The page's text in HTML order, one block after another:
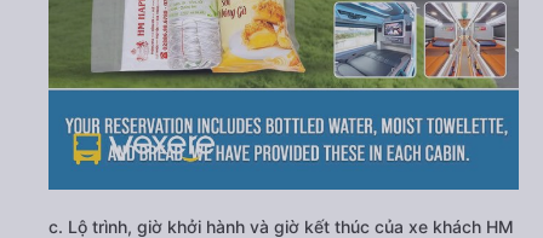
c. Lộ trình, giờ khởi hành và giờ kết thúc của xe khách HM